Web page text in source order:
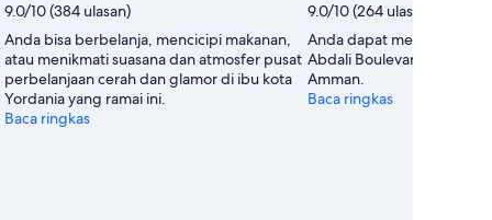
9.0/10 (384 ulasan)
Anda bisa berbelanja, mencicipi makanan,
atau menikmati suasana dan atmosfer pusat
perbelanjaan cerah dan glamor di ibu kota
Yordania yang ramai ini.
Baca ringkas
9.0/10 (264 ulasan)
Anda dapat mencari oleh-
Abdali Boulevard selama
Amman.
Baca ringkas